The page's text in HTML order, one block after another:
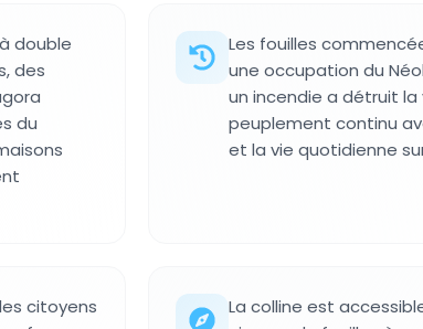
double
des
du
Les fouilles
une occupation du
un incendie a détruit la
peuplement continu
et la vie quotidienne
citoyens
La colline est